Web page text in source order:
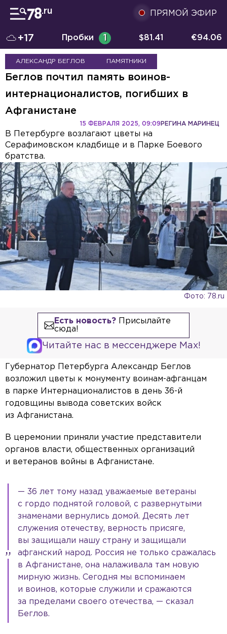
ПРЯМОЙ ЭФИР
+17 Пробки 1 $81.41 €94.06
АЛЕКСАНДР БЕГЛОВ ПАМЯТНИКИ
Беглов почтил память воинов-
интернационалистов, погибших в
Афганистане
РЕГИНА МАРИНЕЦ
15 ФЕВРАЛЯ 2025, 09:09
В Петербурге возлагают цветы на
Серафимовском кладбище и в Парке Боевого
братства.
Фото: 78.ru
Есть новость?Присылайте
сюда!
Читайте нас в мессенджере Max!
Губернатор Петербурга Александр Беглов
возложил цветы к монументу воинам-афганцам
в парке Интернационалистов в день 36-й
годовщины вывода советских войск
из Афганистана.
В церемонии приняли участие представители
органов власти, общественных организаций
и ветеранов войны в Афганистане.
— 36 лет тому назад уважаемые ветераны
с гордо поднятой головой, с развернутыми
знаменами вернулись домой. Десять лет
служения отечеству, верность присяге,
вы защищали нашу страну и защищали
афганский народ. Россия не только сражалась
в Афганистане, она налаживала там новую
мирную жизнь. Сегодня мы вспоминаем
и воинов, которые служили и сражаются
за пределами своего отечества, — сказал
Беглов.